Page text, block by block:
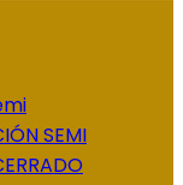
SEMI